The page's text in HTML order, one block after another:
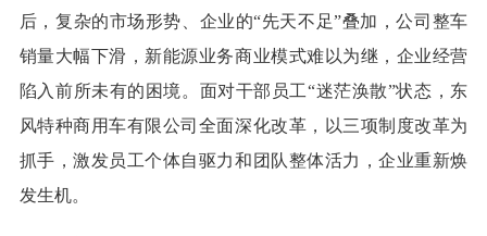
后，复杂的市场形势、企业的“先天不足”叠加，公司整车
销量大幅下滑，新能源业务商业模式难以为继，企业经营
陷入前所未有的困境。面对干部员工“迷茫涣散”状态，东
风特种商用车有限公司全面深化改革，以三项制度改革为
抓手，激发员工个体自驱力和团队整体活力，企业重新焕
发生机。